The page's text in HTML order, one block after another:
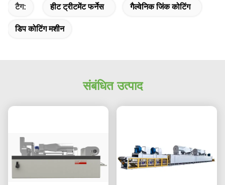
टैग: हीट ट्रीटमेंट फर्नेस गैल्वेनिक जिंक कोटिंग
डिप कोटिंग मशीन
संबंधित उत्पाद